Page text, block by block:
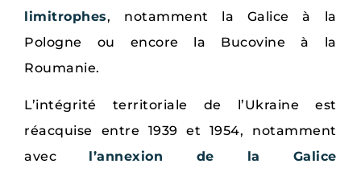
limitrophes, notamment la Galice à la
Pologne ou encore la Bucovine à la
Roumanie.
L’intégrité territoriale de l’Ukraine est
réacquise entre 1939 et 1954, notamment
avec l’annexion de la Galice